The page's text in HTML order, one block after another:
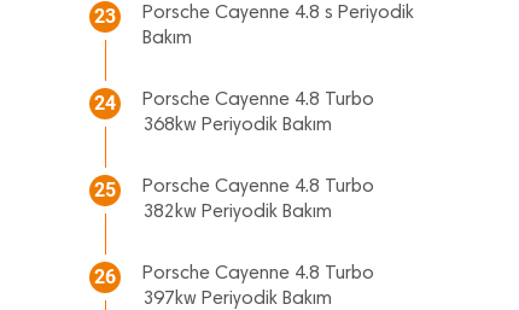
23
Porsche Cayenne 4.8 s Periyodik
Bakım
24
Porsche Cayenne 4.8 Turbo
368kw Periyodik Bakım
25
Porsche Cayenne 4.8 Turbo
382kw Periyodik Bakım
26
Porsche Cayenne 4.8 Turbo
397kw Periyodik Bakım